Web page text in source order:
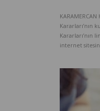
Kararları’nın
Kararları’nın
internet